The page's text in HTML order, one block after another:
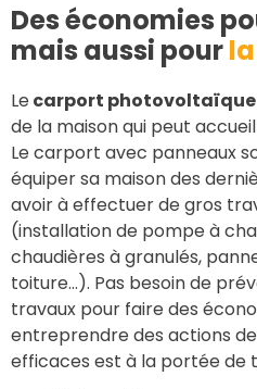
Des économies
mais aussi pour
Lecarport photovoltaïque
de la maison qui peut
Le carport avec panneaux
équiper sa maison des
avoir à effectuer de gros
(installation de pompe à
chaudières à granulés,
toiture…). Pas besoin de
travaux pour faire des
entreprendre des actions
efficaces est à la portée de